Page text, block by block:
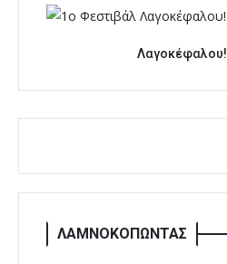
Λαγοκέφαλου!
ΛΑΜΝΟΚΟΠΩΝΤΑΣ